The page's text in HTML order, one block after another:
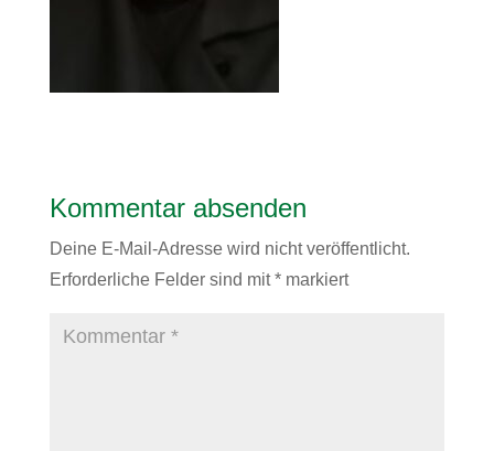
Kommentar absenden
Deine E-Mail-Adresse wird nicht veröffentlicht.
Erforderliche Felder sind mit*markiert